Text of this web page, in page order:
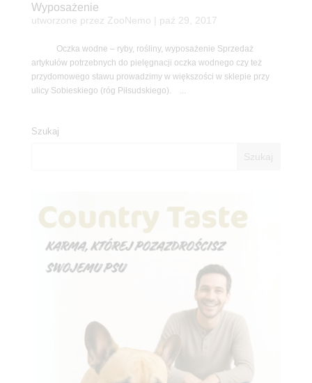
Wyposażenie
utworzone przez ZooNemo paź 29, 2017
Oczka wodne – ryby, rośliny, wyposażenie Sprzedaż
artykułów potrzebnych do pielęgnacji oczka wodnego czy też
przydomowego stawu prowadzimy w większości w sklepie przy
ulicy Sobieskiego (róg Piłsudskiego). ...
Szukaj